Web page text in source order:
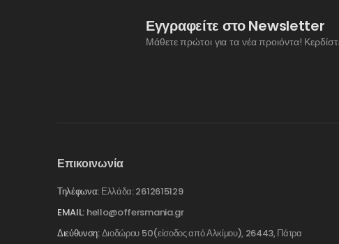
Εγγραφείτε στο Newsletter
Μάθετε πρώτοι για τα νέα προιόντα!
Επικοινωνία
Τηλέφωνα: Ελλάδα: 2612615129
EMAIL: hello@offersmania.gr
Διεύθυνση:Διοδώρου 50(είσοδος από Αλκίμου), 26443, Πάτρα